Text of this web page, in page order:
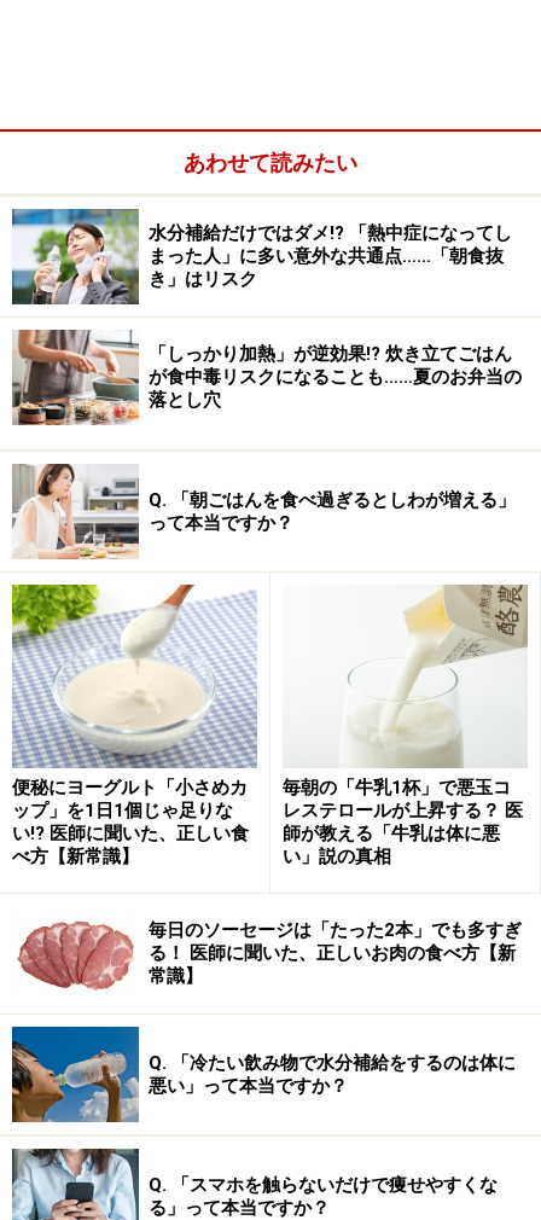
分泌を抑えることで、糖尿病の改善や、ダイエットに役
立てようという考え方があります。
ちなみに、糖尿病等で病院で食事指導をうけているなら
ともかく、健康な人が安易にごはんを抜くといったバラ
ンスを欠いた食事を続けるような極端なダイエットは、
ガイドはおすすめしません。
話を戻すと、こうした考え方から、白砂糖よりは黒砂
糖、白米よりは玄米、白パンよりは全粒粉パンなどの精
製度の低い食品の方が、GI値は低い傾向にあり、また栄
ではない存在として見られれている場合があります。
白いパンは、乳酸菌を増加させる?
最近、ガイドは興味深い研究報告(リンク DE ダイエット
より)を見つけました。スペイン・オビエド大学の研究
で、白パンに乳酸菌を増やす効果が示されたというので
す。
あわせて読みたい
水分補給だけではダメ!? 「熱中症になってし
まった人」に多い意外な共通点……「朝食抜
き」はリスク
「しっかり加熱」が逆効果!? 炊き立てごはん
が食中毒リスクになることも……夏のお弁当の
落とし穴
Q. 「朝ごはんを食べ過ぎるとしわが増える」
って本当ですか？
便秘にヨーグルト「小さめカ
ップ」を1日1個じゃ足りな
い!? 医師に聞いた、正しい食
べ方【新常識】
毎朝の「牛乳1杯」で悪玉コ
レステロールが上昇する？ 医
師が教える「牛乳は体に悪
い」説の真相
毎日のソーセージは「たった2本」でも多すぎ
る！ 医師に聞いた、正しいお肉の食べ方【新
常識】
Q. 「冷たい飲み物で水分補給をするのは体に
悪い」って本当ですか？
Q. 「スマホを触らないだけで痩せやすくな
る」って本当ですか？